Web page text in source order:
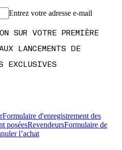
Entrez votre adresse e-mail
SUR VOTRE PREMIÈRE
LANCEMENTS DE
EXCLUSIVES
Formulaire d'enregistrement des
poséesRevendeursFormulaire de
l’achat